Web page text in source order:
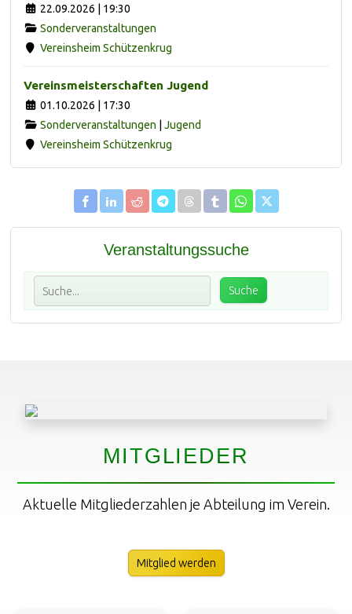
22.09.2026 | 19:30
Sonderveranstaltungen
Vereinsheim Schützenkrug
Vereinsmeisterschaften Jugend
01.10.2026 | 17:30
Sonderveranstaltungen
Jugend
Vereinsheim Schützenkrug
Veranstaltungssuche
MITGLIEDER
Aktuelle Mitgliederzahlen je Abteilung im Verein.
Mitglied werden